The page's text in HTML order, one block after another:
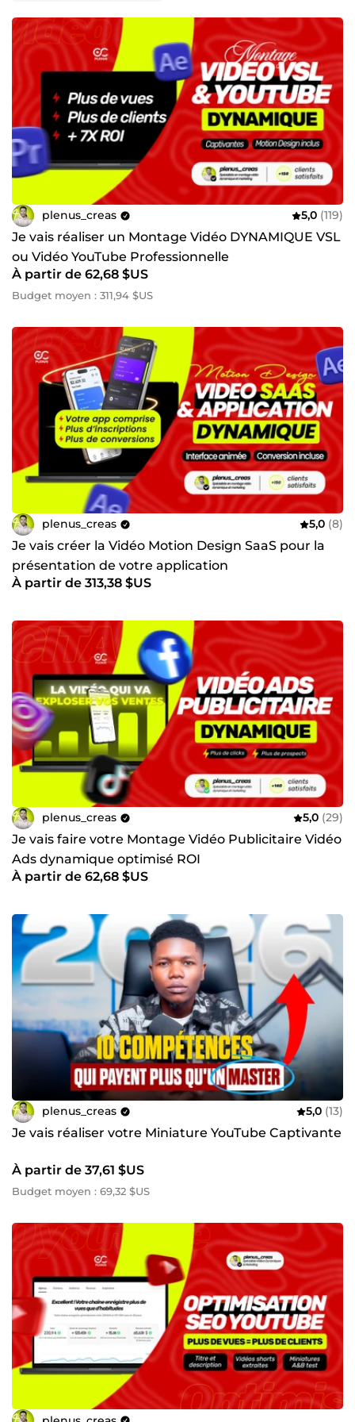
Nous confier votre projet, c’est garantir un
résultat hors du commun qui dépasse vos
attentes.
. 🤝 Découvrez nos solutions dès aujourd’hui et démarrez
une collaboration fructueuse.
Contactez-moi pour discuter de vos projets et obtenir
des résultats qui feront la différence.
plenus_creas 5,0 (119)
Je vais réaliser un Montage Vidéo DYNAMIQUE VSL
ou Vidéo YouTube Professionnelle
À partir de 62,68 $US
Budget moyen : 311,94 $US
plenus_creas 5,0 (8)
Je vais créer la Vidéo Motion Design SaaS pour la
présentation de votre application
À partir de 313,38 $US
plenus_creas 5,0 (29)
Je vais faire votre Montage Vidéo Publicitaire Vidéo
Ads dynamique optimisé ROI
À partir de 62,68 $US
plenus_creas 5,0 (13)
Je vais réaliser votre Miniature YouTube Captivante
À partir de 37,61 $US
Budget moyen : 69,32 $US